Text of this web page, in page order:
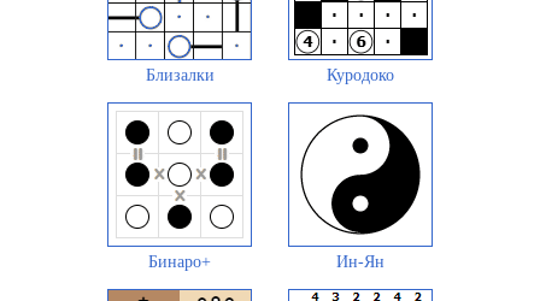
Близалки Куродоко
Бинаро+ Ин-Ян